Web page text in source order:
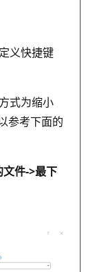
义快捷键
式为缩小
参考下面的
件->最下